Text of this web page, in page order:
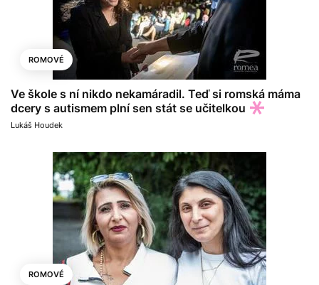
ROMOVÉ
Ve škole s ní nikdo nekamáradil. Teď si romská máma
dcery s autismem plní sen stát se učitelkou
Lukáš Houdek
ROMOVÉ